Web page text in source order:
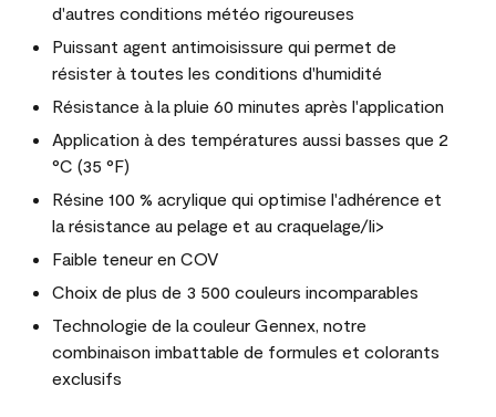
d'autres conditions météo rigoureuses
Puissant agent antimoisissure qui permet de
résister à toutes les conditions d'humidité
Résistance à la pluie 60 minutes après l'application
Application à des températures aussi basses que 2
°C (35 °F)
Résine 100 % acrylique qui optimise l'adhérence et
la résistance au pelage et au craquelage/li>
Faible teneur en COV
Choix de plus de 3 500 couleurs incomparables
Technologie de la couleur Gennex, notre
combinaison imbattable de formules et colorants
exclusifs